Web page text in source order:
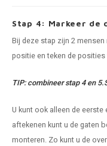
Stap 4: Markeer de
Bij deze stap zijn 2
positie en teken de posities
TIP: combineer stap 4 en
U kunt ook alleen de
aftekenen kunt u de gaten
monteren. Zo kunt u de